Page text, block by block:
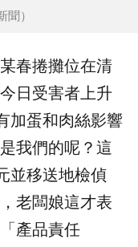
）
春捲攤位在清
日受害者上升
加蛋和肉絲影響
我們的呢？這
並移送地檢偵
老闆娘這才表
產品責任